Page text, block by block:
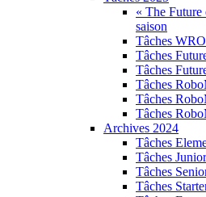
« The Future
saison
Tâches
Tâches
Tâches
Tâches
Tâches
Tâches
Archives 2024
Tâches
Tâches
Tâches
Tâches